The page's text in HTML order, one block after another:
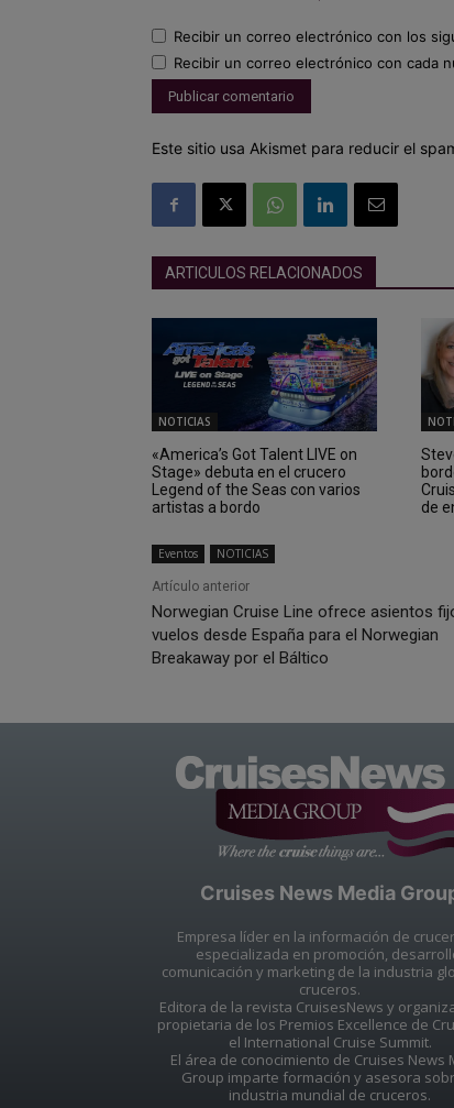
Recibir un correo electrónico con los
Recibir un correo electrónico con cada
Este sitio usa Akismet para reducir el
ARTICULOS RELACIONADOS
NOTICIAS
«America’s Got Talent LIVE on
Stage» debuta en el crucero
Legend of the Seas con varios
artistas a bordo
de
Eventos NOTICIAS
Artículo anterior
Norwegian Cruise Line ofrece asientos
vuelos desde España para el Norwegian
Breakaway por el Báltico
Cruises News Media
Empresa líder en la información de
especializada en promoción,
comunicación y marketing de la industria
cruceros.
Editora de la revista CruisesNews y
propietaria de los Premios Excellence de
el International Cruise Summit.
El área de conocimiento de Cruises News
Group imparte formación y asesora
industria mundial de cruceros.